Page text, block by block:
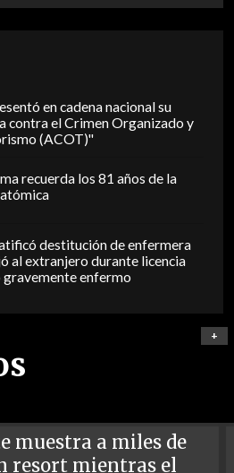
en cadena nacional su
contra el Crimen Organizado y
(ACOT)"
recuerda los 81 años de la
destitución de enfermera
al extranjero durante licencia
enfermo
+
muestra a miles de
resort mientras el